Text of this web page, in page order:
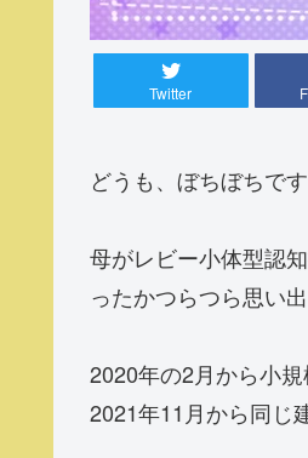
Twitter
どうも、ぼちぼちです
母がレビー小体型認
ったかつらつら思い
2020年の2月から小規
2021年11月から同じ